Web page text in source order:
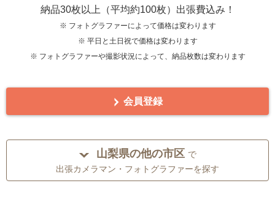
納品30枚以上（平均約100枚）出張費込み！
※ フォトグラファーによって価格は変わります
※ 平日と土日祝で価格は変わります
※ フォトグラファーや撮影状況によって、納品枚数は変わります
会員登録
山梨県の他の市区 で
出張カメラマン・フォトグラファーを探す